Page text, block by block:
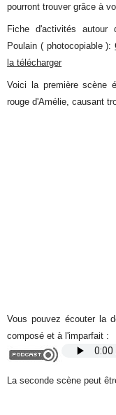
pourront trouver grâce à
Fiche d'activités autour
Poulain ( photocopiable ):
la télécharger
Voici la première scène
rouge d'Amélie, causant
Vous pouvez écouter la
composé et à l'imparfait :
La seconde scène peut